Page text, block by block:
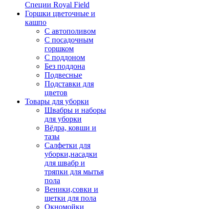
Специи Royal Field
Горшки цветочные и
кашпо
С автополивом
С посадочным
горшком
С поддоном
Без поддона
Подвесные
Подставки для
цветов
Товары для уборки
Швабры и наборы
для уборки
Вёдра, ковши и
тазы
Салфетки для
уборки,насадки
для швабр и
тряпки для мытья
пола
Веники,совки и
щетки для пола
Окномойки